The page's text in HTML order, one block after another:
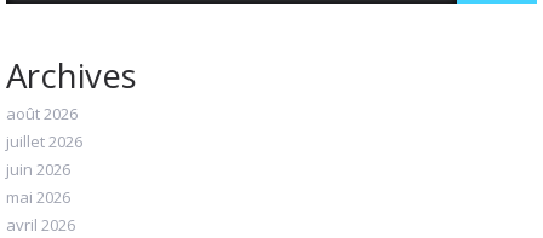
Archives
août 2026
juillet 2026
juin 2026
mai 2026
avril 2026